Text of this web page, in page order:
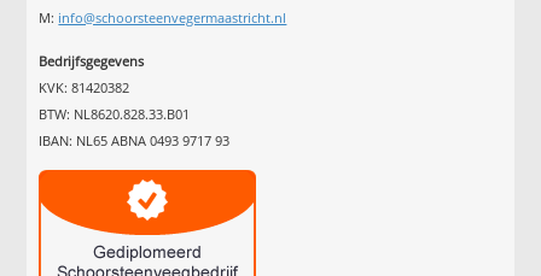
M: info@schoorsteenvegermaastricht.nl
Bedrijfsgegevens
KVK: 81420382
BTW: NL8620.828.33.B01
IBAN: NL65 ABNA 0493 9717 93